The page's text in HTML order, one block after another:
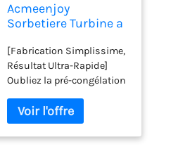
Acmeenjoy
Sorbetiere Turbine a
Compresseur 2L,
Sorbetière Electrique
pas de Pré-
congélation,
Automatique
Machine à Glace,
pour Faire
[Fabrication Simplissime,
Résultat Ultra-Rapide]
Oubliez la pré-congélation
intégré, cette sorbetière
vous offre des glaces
maison onctueuses en